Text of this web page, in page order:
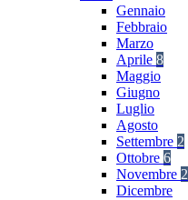
Gennaio
Febbraio
Marzo
Aprile 8
Maggio
Giugno
Luglio
Agosto
Settembre 2
Ottobre 6
Novembre 2
Dicembre